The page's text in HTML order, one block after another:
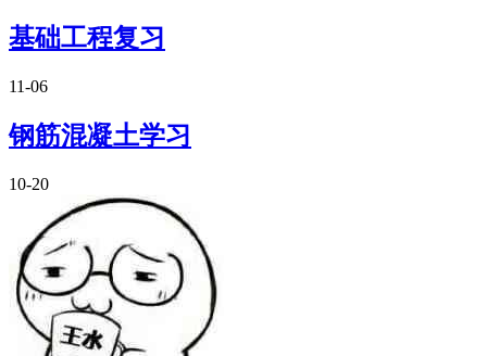
基础工程复习
11-06
钢筋混凝土学习
10-20